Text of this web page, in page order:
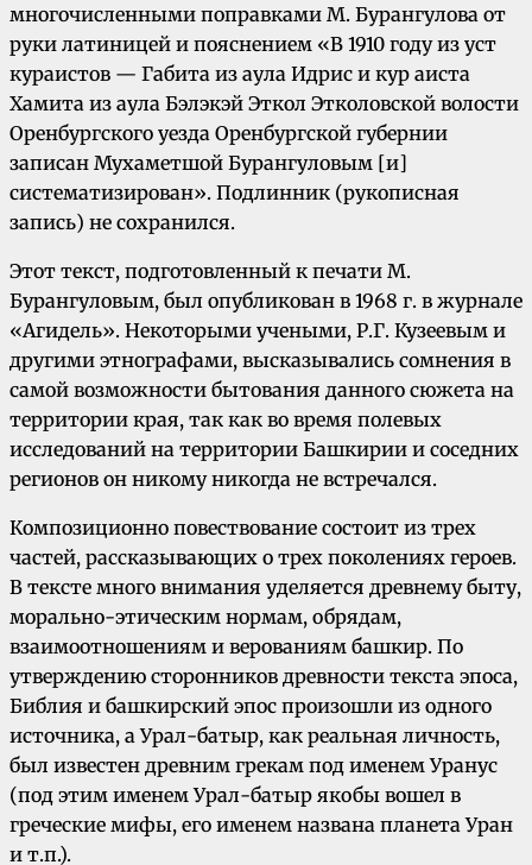
многочисленными поправками М. Бурангулова от
руки латиницей и пояснением «B 1910 году из уст
кураистов — Габита из аула Идрис и кур аиста
Хамита из аула Бэлэкэй Эткол Этколовской волости
Оренбургского уезда Оренбургской губернии
записан Мухаметшой Бурангуловым [и]
систематизирован». Подлинник (рукописная
запись) не сохранился.
Этот текст, подготовленный к печати М.
Бурангуловым, был опубликован в 1968 г. в журнале
«Агидель». Некоторыми учеными, Р.Г. Кузеевым и
другими этнографами, высказывались сомнения в
самой возможности бытования данного сюжета на
территории края, так как во время полевых
исследований на территории Башкирии и соседних
регионов он никому никогда не встречался.
Композиционно повествование состоит из трех
частей, рассказывающих о трех поколениях героев.
В тексте много внимания уделяется древнему быту,
морально-этическим нормам, обрядам,
взаимоотношениям и верованиям башкир. По
утверждению сторонников древности текста эпоса,
Библия и башкирский эпос произошли из одного
источника, а Урал-батыр, как реальная личность,
был известен древним грекам под именем Уранус
(под этим именем Урал-батыр якобы вошел в
греческие мифы, его именем названа планета Уран
и т.п.).